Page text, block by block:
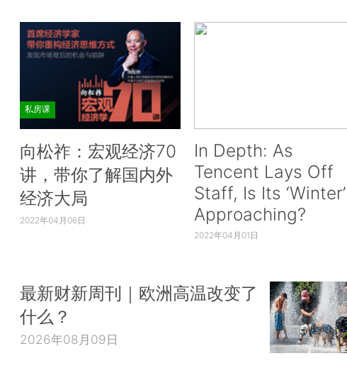
私房课
向松祚：宏观经济70
讲，带你了解国内外
经济大局
2022年04月06日
In Depth: As
Tencent Lays Off
Staff, Is Its ‘Winter’
Approaching?
2022年04月01日
最新财新周刊｜欧洲高温改变了
什么？
2026年08月09日